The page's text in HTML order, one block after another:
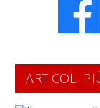
ARTICOLI